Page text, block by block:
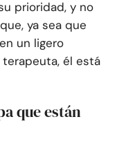
prioridad, y no
ya sea que
un ligero
él está
que están